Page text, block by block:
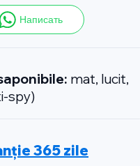
Написать
mat, lucit,
spy)
365 zile